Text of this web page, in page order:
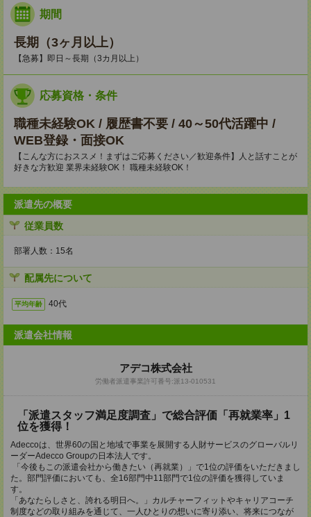
期間
長期（3ヶ月以上）
【急募】即日～長期（3カ月以上）
応募資格・条件
職種未経験OK / 履歴書不要 / 40～50代活躍中 /
WEB登録・面接OK
【こんな方におススメ！まずはご応募ください／歓迎条件】人と話すことが
好きな方歓迎 業界未経験OK！ 職種未経験OK！
派遣先の概要
従業員数
部署人数：15名
配属先について
平均年齢 40代
派遣会社情報
アデコ株式会社
労働者派遣事業許可番号:派13-010531
「派遣スタッフ満足度調査」で総合評価「再就業率」1
位を獲得！
Adeccoは、世界60の国と地域で事業を展開する人財サービスのグローバルリ
ーダーAdecco Groupの日本法人です。
「今後もこの派遣会社から働きたい（再就業）」で1位の評価をいただきまし
た。部門評価においても、全16部門中11部門で1位の評価を獲得していま
す。
「あなたらしさと、誇れる明日へ。」カルチャーフィットやキャリアコーチ
制度などの取り組みを通じて、一人ひとりの想いに寄り添い、将来につなが